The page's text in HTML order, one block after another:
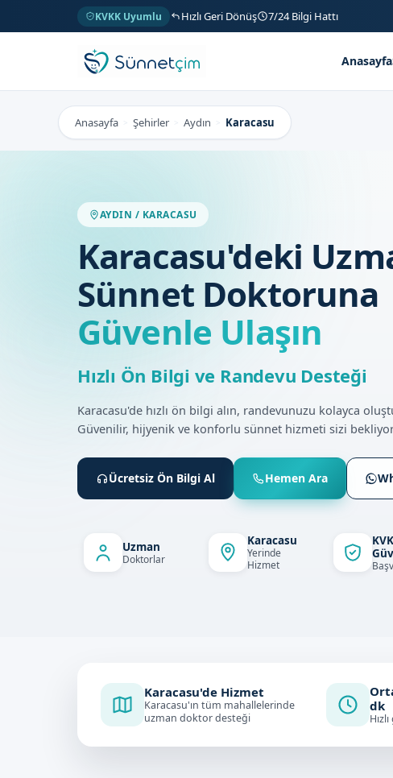
KVKK Uyumlu Hızlı Geri Dönüş 7/24 Bilgi Hattı
Anasayfa
Anasayfa > Şehirler > Aydın > Karacasu
AYDIN / KARACASU
Karacasu'deki
Sünnet Doktoruna
Güvenle Ulaşın
Hızlı Ön Bilgi ve Randevu Desteği
Karacasu'de hızlı ön bilgi alın, randevunuzu kolayca
Güvenilir, hijyenik ve konforlu sünnet hizmeti sizi
Ücretsiz Ön Bilgi Al Hemen Ara
Uzman
Doktorlar
Karacasu
Yerinde
Hizmet
Karacasu'de Hizmet
Karacasu'ın tüm mahallelerinde
uzman doktor desteği
dk